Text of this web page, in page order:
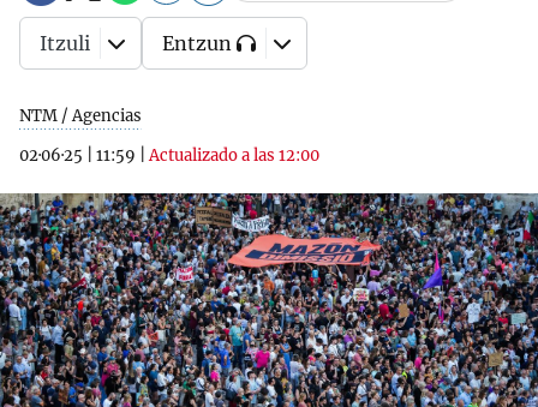
NTM / Agencias
02·06·25
11:59 |Actualizado a las 12:00
Itzuli Entzun